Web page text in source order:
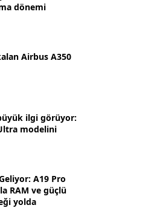
dönemi
Airbus A350
ilgi görüyor:
modelini
A19 Pro
RAM ve güçlü
yolda